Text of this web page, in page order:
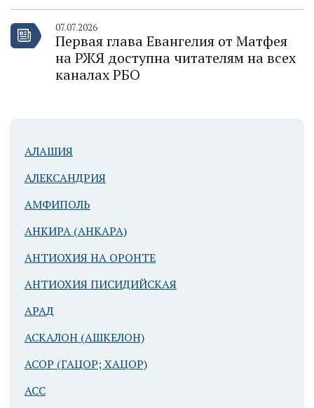
07.07.2026
Первая глава Евангелия от Матфея
на РЖЯ доступна читателям на всех
каналах РБО
АЛАШИЯ
АЛЕКСАНДРИЯ
АМФИПОЛЬ
АНКИРА (АНКАРА)
АНТИОХИЯ НА ОРОНТЕ
АНТИОХИЯ ПИСИДИЙСКАЯ
АРАД
АСКАЛОН (АШКЕЛОН)
АСОР (ГАЦОР; ХАЦОР)
АСС